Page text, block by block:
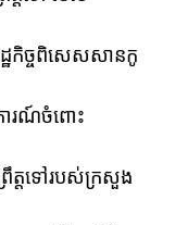
ឋកិច្ចពិសេសសានកូ
ារណ៍ចំពោះ
រឹត្តទៅរបស់ក្រសួង